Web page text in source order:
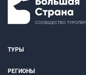
ТУРЫ
РЕГИОНЫ